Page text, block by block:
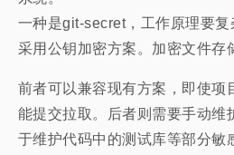
一种是git-secret，工作原理要
采用公钥加密方案。加密文件存
前者可以兼容现有方案，即使项
能提交拉取。后者则需要手动维
于维护代码中的测试库等部分敏